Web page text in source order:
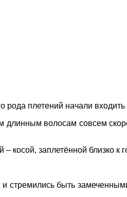
плетений начали входить
волосам совсем
косой, заплетённой близко к
стремились быть